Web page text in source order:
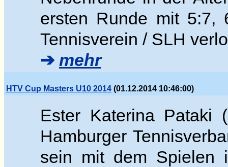
ersten Runde mit 5:7,
Tennisverein / SLH
➔ mehr
HTV Cup Masters U10 2014 (01.12.2014 10:46:00)
Ester Katerina Pataki
Hamburger
sein mit dem Spielen